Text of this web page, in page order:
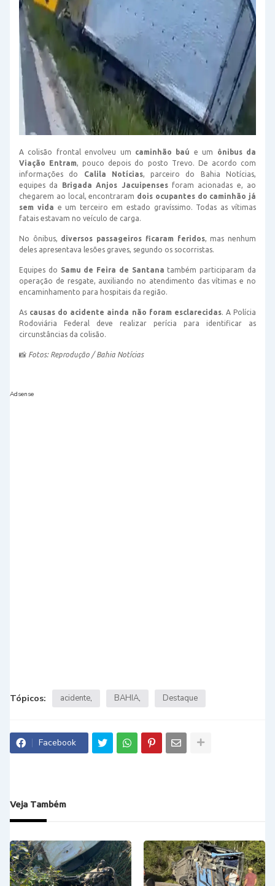
A colisão frontal envolveu um caminhão baú e um
ônibus da
Viação Entram , pouco depois do posto Trevo. De acordo com
informações do
Calila Notícias, parceiro do Bahia Notícias,
equipes da Brigada Anjos Jacuipensesforam acionadas e, ao
chegarem ao local, encontraram dois ocupantes do caminhão já
sem vida e um terceiro em estado gravíssimo. Todas as vítimas
fatais estavam no veículo de carga.
No ônibus, diversos passageiros ficaram feridos, mas nenhum
deles apresentava lesões graves, segundo os socorristas.
Equipes do Samu de Feira de Santana também participaram da
operação de resgate, auxiliando no atendimento das vítimas e no
encaminhamento para hospitais da região.
As causas do acidente ainda não foram esclarecidas. A Polícia
Rodoviária Federal deve realizar perícia para identificar as
circunstâncias da colisão.
📸 Fotos: Reprodução / Bahia Notícias
Adsense
Tópicos: acidente BAHIA Destaque
Facebook
Veja Também